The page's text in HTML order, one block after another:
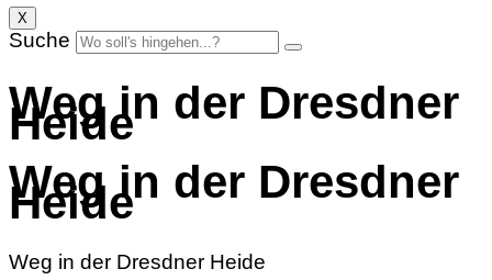
X
Suche
Weg in der Dresdner
Heide
Weg in der Dresdner
Heide
Weg in der Dresdner Heide